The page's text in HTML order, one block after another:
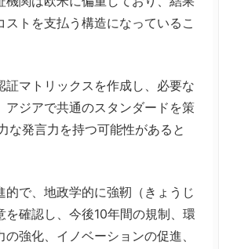
トを支払う構造になっているこ
マトリックスを作成し、必要な
ジアで共通のスタンダードを策
な発言力を持つ可能性があると
で、地政学的に強靭（きょうじ
確認し、今後10年間の規制、環
強化、イノベーションの促進、